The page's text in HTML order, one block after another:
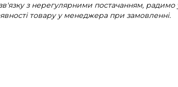
з нерегулярними постачанням,
товару у менеджера при замовленні.